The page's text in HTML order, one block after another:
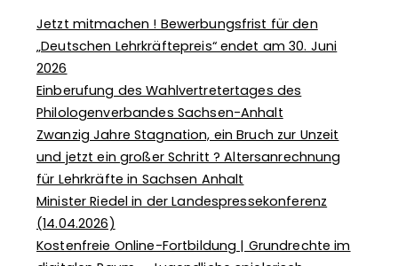
Jetzt mitmachen ! Bewerbungsfrist für den
„Deutschen Lehrkräftepreis“ endet am 30. Juni
2026
Einberufung des Wahlvertretertages des
Philologenverbandes Sachsen-Anhalt
Zwanzig Jahre Stagnation, ein Bruch zur Unzeit
und jetzt ein großer Schritt ? Altersanrechnung
für Lehrkräfte in Sachsen Anhalt
Minister Riedel in der Landespressekonferenz
(14.04.2026)
Kostenfreie Online-Fortbildung | Grundrechte im